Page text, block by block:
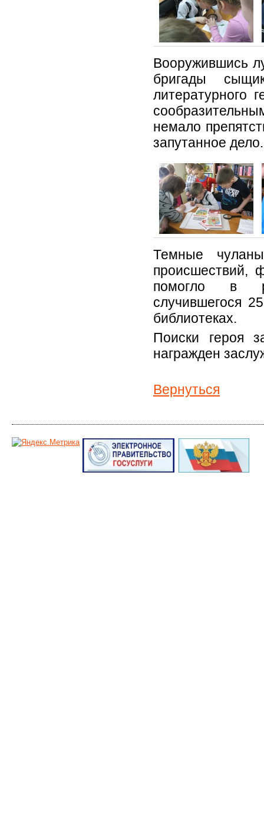
Вооружившись
бригады
литературного
немало
запутанное дело.
Темные
происшествий,
помогло в
случившегося
библиотеках.
Поиски героя
награжден
Вернуться